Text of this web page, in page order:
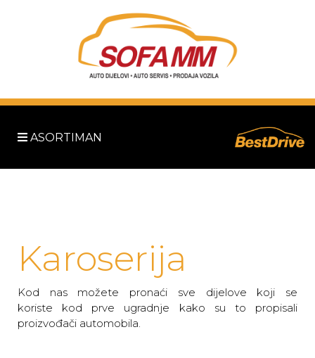
ASORTIMAN
Karoserija
Kod nas možete pronaći sve dijelove koji se
koriste kod prve ugradnje kako su to propisali
proizvođači automobila.